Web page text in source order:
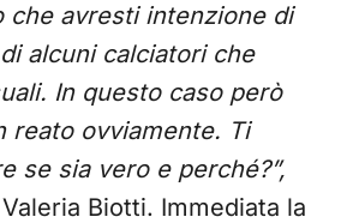
che avresti intenzione di
alcuni calciatori che
In questo caso però
reato ovviamente. Ti
se sia vero e perché?”,
Biotti. Immediata la